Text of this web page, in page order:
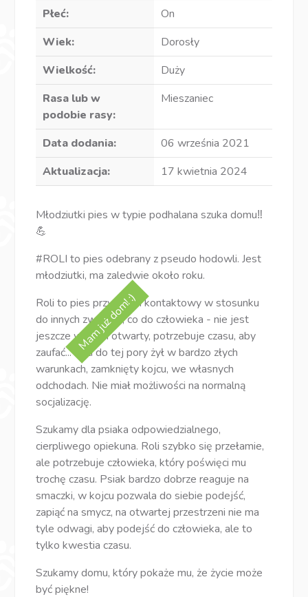
Płeć:
On
Wiek:
Dorosły
Wielkość:
Duży
Rasa lub w
podobie rasy:
Mieszaniec
Data dodania:
06 września 2021
Aktualizacja:
17 kwietnia 2024
Mam już dom! :)
Młodziutki pies w typie podhalana szuka domu‼
💪
#ROLI to pies odebrany z pseudo hodowli. Jest
młodziutki, ma zaledwie około roku.
Roli to pies przyjazny i kontaktowy w stosunku
do innych zwierząt, co do człowieka - nie jest
jeszcze w pełni otwarty, potrzebuje czasu, aby
zaufać... Roli do tej pory żył w bardzo złych
warunkach, zamknięty kojcu, we własnych
odchodach. Nie miał możliwości na normalną
socjalizację.
Szukamy dla psiaka odpowiedzialnego,
cierpliwego opiekuna. Roli szybko się przełamie,
ale potrzebuje człowieka, który poświęci mu
trochę czasu. Psiak bardzo dobrze reaguje na
smaczki, w kojcu pozwala do siebie podejść,
zapiąć na smycz, na otwartej przestrzeni nie ma
tyle odwagi, aby podejść do człowieka, ale to
tylko kwestia czasu.
Szukamy domu, który pokaże mu, że życie może
być piękne!